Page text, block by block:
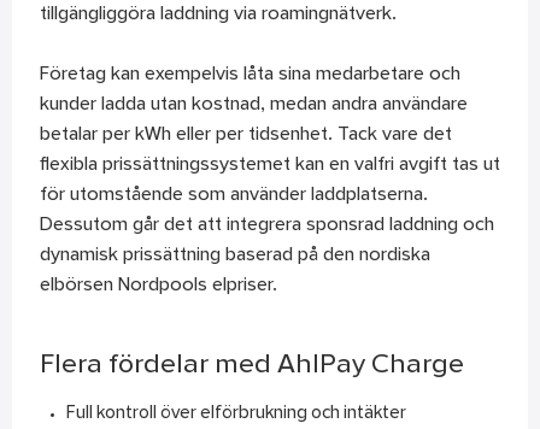
tillgängliggöra laddning via roamingnätverk.
Företag kan exempelvis låta sina medarbetare och
kunder ladda utan kostnad, medan andra användare
betalar per kWh eller per tidsenhet. Tack vare det
flexibla prissättningssystemet kan en valfri avgift tas ut
för utomstående som använder laddplatserna.
Dessutom går det att integrera sponsrad laddning och
dynamisk prissättning baserad på den nordiska
elbörsen Nordpools elpriser.
Flera fördelar med AhlPay Charge
Full kontroll över elförbrukning och intäkter